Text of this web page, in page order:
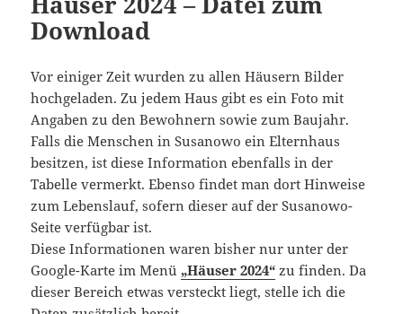
Download
Vor einiger Zeit wurden zu allen Häusern Bilder
hochgeladen. Zu jedem Haus gibt es ein Foto mit
Angaben zu den Bewohnern sowie zum Baujahr.
Falls die Menschen in Susanowo ein Elternhaus
besitzen, ist diese Information ebenfalls in der
Tabelle vermerkt. Ebenso findet man dort Hinweise
zum Lebenslauf, sofern dieser auf der Susanowo-
Seite verfügbar ist.
Diese Informationen waren bisher nur unter der
Google-Karte im Menü „Häuser 2024“ zu finden. Da
dieser Bereich etwas versteckt liegt, stelle ich die